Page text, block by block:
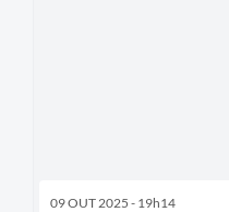
09 OUT 2025 - 19h14